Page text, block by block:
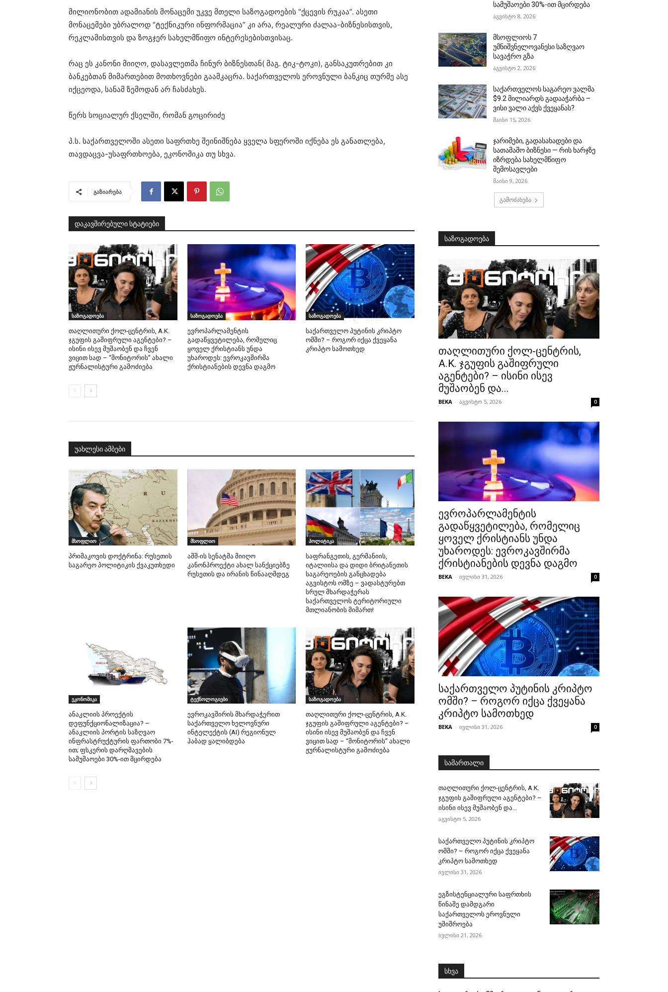
მილიონობით ადამიანის მონაცემი უკვე მთელი საზოგადოების “ქცევის რუკაა”. ასეთი
მონაცემები უბრალოდ “ტექნიკური ინფორმაცია” კი არა, რეალური ძალაა-ბიზნესისთვის,
რეკლამისთვის და ზოგჯერ სახელმწიფო ინტერესებისთვისაც.
რაც ეს კანონი მიიღო, დასავლეთმა ჩინურ ბიზნესთან( მაგ. ტიკ-ტოკი), განსაკუთრებით კი
ბანკებთან მიმართებით მოთხოვნები გაამკაცრა. საქართველოს ეროვნული ბანკიც თურმე ასე
იქცეოდა, სანამ ზემოდან არ ჩასძახეს.
წერს სოციალურ ქსელში, რომან გოცირიძე
პ.ს. საქართველოში ასეთი საფრთხე შეინიშნება ყველა სფეროში იქნება ეს განათლება,
თავდაცვა-უსაფრთხოება, ეკონომიკა თუ სხვა.
გაზიარება
დაკავშირებული სტატიები
საზოგადოება
თაღლითური ქოლ-ცენტრის, A.K.
ჯგუფის გაშიფრული აგენტები? –
ისინი ისევ მუშაობენ და ჩვენ
ვიცით სად – “მონიტორის” ახალი
ჟურნალისტური გამოძიება
საზოგადოება
ევროპარლამენტის
გადაწყვეტილება, რომელიც
ყოველ ქრისტიანს უნდა
უხაროდეს: ევროკავშირმა
ქრისტიანების დევნა დაგმო
საზოგადოება
საქართველო პუტინის კრიპტო
ომში? – როგორ იქცა ქვეყანა
კრიპტო სამოთხედ
უახლესი ამბები
მსოფლიო
პრიმაკოვის დოქტრინა: რუსეთის
საგარეო პოლიტიკის ქვაკუთხედი
მსოფლიო
აშშ-ის სენატმა მიიღო
კანონპროექტი ახალ სანქციებზე
რუსეთის და ირანის წინააღმდეგ
პოლიტიკა
საფრანგეთის, გერმანიის,
იტალიისა და დიდი ბრიტანეთის
საგარეოების განცხადება
აგვისტოს ომზე – ვადასტურებთ
სრულ მხარდაჭერას
საქართველოს ტერიტორიული
მთლიანობის მიმართ!
ეკონომიკა
ანაკლიის პროექტის
დეფუნქციონალიზაცია? –
ანაკლიის პორტის საზღვაო
ინფრასტრუქტურის ფართობი 7%-
ით; ფსკერის დარღმავების
სამუშაოები 30%-ით მცირდება
ტექნოლოგიები
ევროკავშირის მხარდაჭერით
საქართველო ხელოვნური
ინტელექტის (AI) რეგიონულ
ჰაბად ყალიბდება
საზოგადოება
თაღლითური ქოლ-ცენტრის, A.K.
ჯგუფის გაშიფრული აგენტები? –
ისინი ისევ მუშაობენ და ჩვენ
ვიცით სად – “მონიტორის” ახალი
ჟურნალისტური გამოძიება
სამუშაოები 30%-ით მცირდება
აგვისტო 8, 2026
მსოფლიოს 7
უმნიშვნელოვანესი საზღვაო
სავაჭრო გზა
აგვისტო 2, 2026
საქართველოს საგარეო ვალმა
$9.2 მილიარდს გადააჭარბა –
ვისი ვალი აქვს ქვეყანას?
მაისი 15, 2026
ჯარიმები, გადასახადები და
სათამაშო ბიზნესი — რის ხარჯზე
იზრდება სახელმწიფო
შემოსავლები
მაისი 9, 2026
გამოძახება
საზოგადოება
თაღლითური ქოლ-ცენტრის,
A.K. ჯგუფის გაშიფრული
აგენტები? – ისინი ისევ
მუშაობენ და...
BEKA - აგვისტო 5, 2026 0
ევროპარლამენტის
გადაწყვეტილება, რომელიც
ყოველ ქრისტიანს უნდა
უხაროდეს: ევროკავშირმა
ქრისტიანების დევნა დაგმო
BEKA - ივლისი 31, 2026 0
საქართველო პუტინის კრიპტო
ომში? – როგორ იქცა ქვეყანა
კრიპტო სამოთხედ
BEKA - ივლისი 31, 2026 0
სამართალი
თაღლითური ქოლ-ცენტრის, A.K.
ჯგუფის გაშიფრული აგენტები? –
ისინი ისევ მუშაობენ და...
აგვისტო 5, 2026
საქართველო პუტინის კრიპტო
ომში? – როგორ იქცა ქვეყანა
კრიპტო სამოთხედ
ივლისი 31, 2026
ეგზისტენციალური საფრთხის
წინაშე დამდგარი
საქართველოს ეროვნული
უშიშროება
ივლისი 21, 2026
სხვა